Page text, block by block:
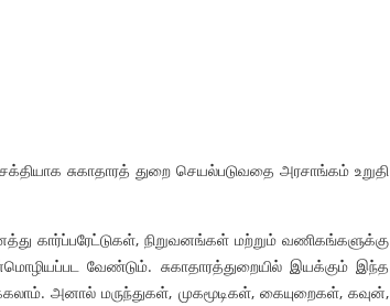
சுகாதாரத் துறை செயல்படுவதை அரசாங்கம் உறுதி
கார்ப்பரேட்டுகள், நிறுவனங்கள் மற்றும் வணிகங்களுக்கு
வேண்டும். சுகாதாரத்துறையில் இயக்கும் இந்த
அனால் மருந்துகள், முகமூடிகள், கையுறைகள், கவுன்,